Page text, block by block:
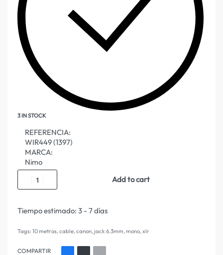
3 IN STOCK
REFERENCIA:
WIR449 (1397)
MARCA:
Nimo
Add to cart
Tiempo estimado: 3 - 7 días
Tags: 10 metros,cable,canon,jack 6.3mm,mono,xlr
COMPARTIR